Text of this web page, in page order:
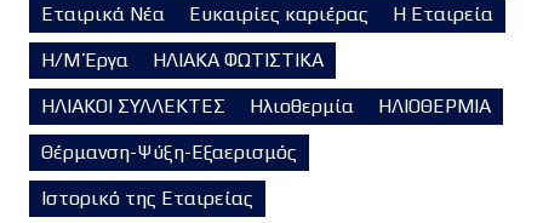
Εταιρικά Νέα
Ευκαιρίες καριέρας
Η Εταιρεία
Η/Μ Έργα
ΗΛΙΑΚΑ ΦΩΤΙΣΤΙΚΑ
ΗΛΙΑΚΟΙ ΣΥΛΛΕΚΤΕΣ
Ηλιοθερμία
ΗΛΙΟΘΕΡΜΙΑ
Θέρμανση-Ψύξη-Εξαερισμός
Ιστορικό της Εταιρείας